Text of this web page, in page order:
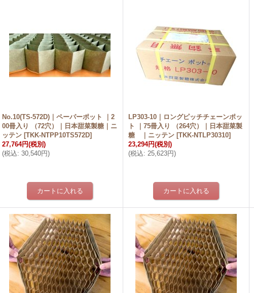
No.10(TS-572D)｜ペーパーポット ｜2
00冊入り （72穴）｜日本甜菜製糖｜ニ
ッテン [TKK-NTPP10TS572D]
27,764円(税別)
(税込: 30,540円)
LP303-10｜ロングピッチチェーンポッ
ト ｜75冊入り （264穴）｜日本甜菜製
糖 ｜ニッテン [TKK-NTLP30310]
23,294円(税別)
(税込: 25,623円)